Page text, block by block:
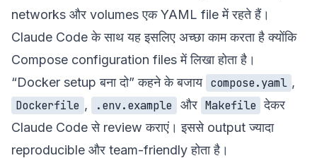
networks और volumes एक YAML file में रहते हैं।
Claude Code के साथ यह इसलिए अच्छा काम करता है क्योंकि
Compose configuration files में लिखा होता है।
“Docker setup बना दो” कहने के बजाय compose.yaml ,
Dockerfile , .env.example और Makefile देकर
Claude Code से review कराएं। इससे output ज्यादा
reproducible और team-friendly होता है।